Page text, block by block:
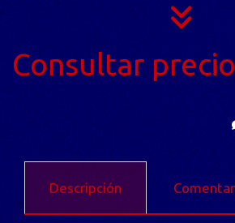
Consultar precio
Descripción